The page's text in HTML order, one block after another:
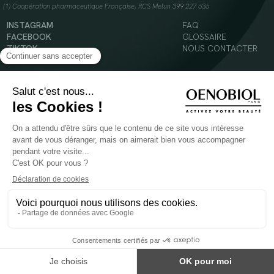
(1) Coopération pharmaceutique Française, RCS Melun 399 227 636
INSTAGRAM
FACEBOOK
TIKTOK
YOUTUBE
FAQ
GLOSSAIRE
NOUS CONTACTER
© 2024 Oenobiol Paris
Mentions légales
Politique en matière de cookies
POUR VOTRE SANTÉ, MANGEZ AU MOINS CINQ FRUITS ET LÉGUMES PAR JOUR -
Les complément alimentaires doivent être utilisés dans le cadre d'un mode de vie sain et
ne pas être utilisés comme substituts d'un régimes alimentaire varié et équilibré.